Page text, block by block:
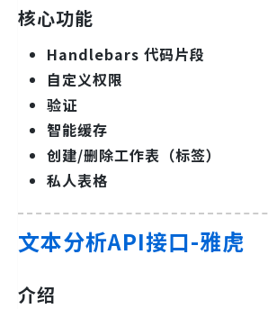
核心功能
Handlebars 代码片段
自定义权限
验证
智能缓存
创建/删除工作表（标签）
私人表格
文本分析API接口-雅虎
介绍